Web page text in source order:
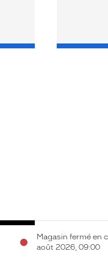
Magasin fermé en
août 2026, 09:00